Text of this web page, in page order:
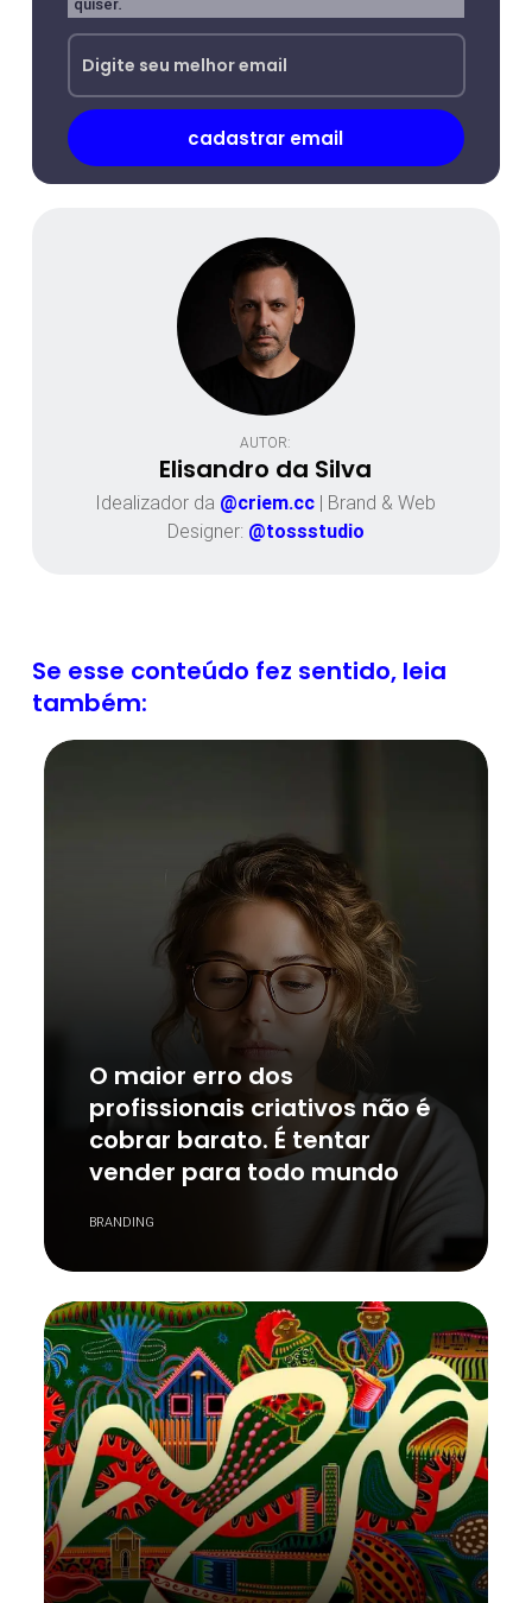
AUTOR:
Elisandro da Silva
Idealizador da @criem.cc | Brand & Web
Designer: @tossstudio
Se esse conteúdo fez sentido, leia
também:
O maior erro dos
profissionais criativos não é
cobrar barato. É tentar
vender para todo mundo
BRANDING